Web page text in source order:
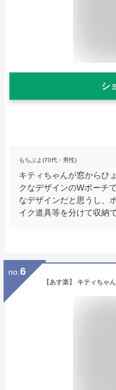
シ
もちぷよ(70代・男性)
キティちゃんが窓からひ
クなデザインのWポーチ
なデザインだと思うし、
イク道具等を分けて収納
no. 6